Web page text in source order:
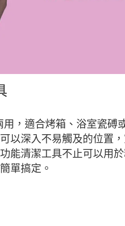
，適合烤箱、浴室瓷磗
以深入不易觸及的位置
能清潔工具不止可以用
單搞定。